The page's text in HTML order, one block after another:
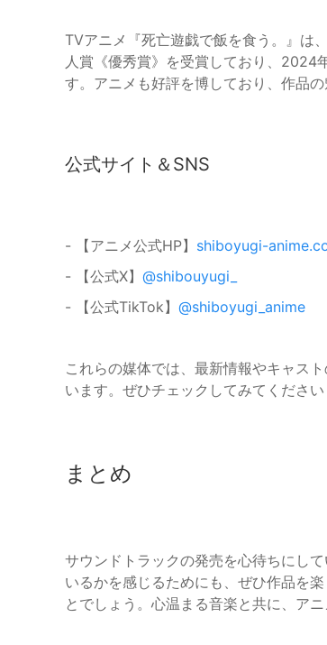
TVアニメ『死亡遊戯で飯を食う。』は
人賞《優秀賞》を受賞しており、2024
す。アニメも好評を博しており、作品
公式サイト＆SNS
- 【アニメ公式HP】 shiboyugi-
- 【公式X】 @shibouyugi_
- 【公式TikTok】 @shiboyugi_anime
これらの媒体では、最新情報やキャス
います。ぜひチェックしてみてください
まとめ
サウンドトラックの発売を心待ちにし
いるかを感じるためにも、ぜひ作品を
とでしょう。心温まる音楽と共に、ア